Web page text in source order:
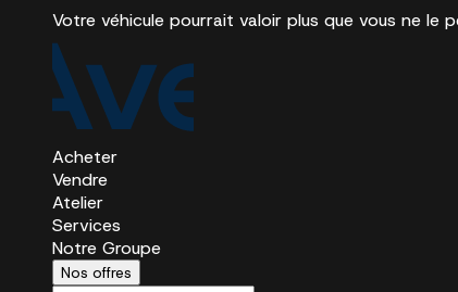
Votre véhicule pourrait valoir plus que vous ne le
Acheter
Vendre
Atelier
Services
Notre Groupe
Nos offres